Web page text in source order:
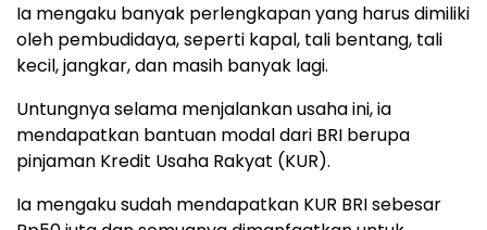
Ia mengaku banyak perlengkapan yang harus dimiliki
oleh pembudidaya, seperti kapal, tali bentang, tali
kecil, jangkar, dan masih banyak lagi.
Untungnya selama menjalankan usaha ini, ia
mendapatkan bantuan modal dari BRI berupa
pinjaman Kredit Usaha Rakyat (KUR).
Ia mengaku sudah mendapatkan KUR BRI sebesar